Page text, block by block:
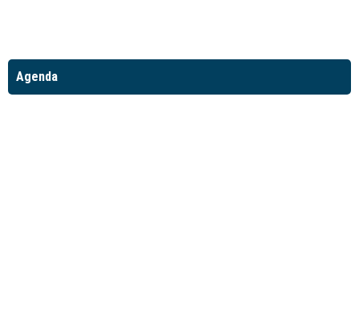
Agenda